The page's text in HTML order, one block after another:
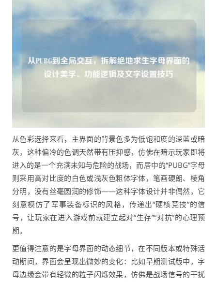
从色彩选择来看，主界面的背景色多为低饱和度的深蓝或暗
灰，这种偏冷的色调天然带有压抑感，仿佛在暗示玩家即将
进入的是一个充满未知与危险的战场，而居中的“PUBG”字母
则采用高对比度的白色或浅灰色粗体字体，笔画硬朗、棱角
分明，没有丝毫圆润的修饰——这种字体设计并非偶然，它
刻意模仿了军事装备标识的风格，传递出“硬核竞技”的信
号，让玩家在进入游戏前就建立起对“生存”“对抗”的心理预
期。
更值得注意的是字母界面的动态细节，在不同版本或特殊活
动期间，界面会呈现出微妙的变化：比如早期测试版中，字
母边缘会带有轻微的粒子闪烁效果，仿佛是战场信号的干扰